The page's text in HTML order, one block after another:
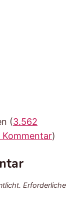
(3.562
)
Erforderliche